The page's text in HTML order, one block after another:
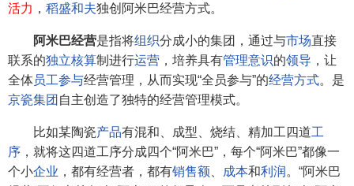
活力 ， 稻盛和夫独创阿米巴经营方式。
阿米巴经营是指将组织分成小的集团，通过与市场直接
联系的独立核算制进行运营 ，培养具有管理意识的领导 ，让
全体员工参与经营管理，从而实现“全员参与”的经营方式。是
京瓷集团 自主创造了独特的经营管理模式。
比如某陶瓷产品有混和、成型、烧结、精加工四道工
序 ，就将这四道工序分成四个“阿米巴”，每个“阿米巴”都像一
个小企业 ，都有经营者，都有销售额 成本和利润 。“阿米巴